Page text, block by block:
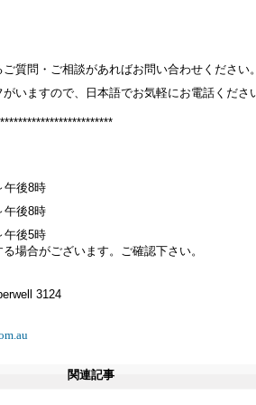
質問・ご相談があればお問い合わせください
いますので、日本語でお気軽にお電話くださ
午後8時
午後8時
午後5時
場合がございます。ご確認下さい。
3124
関連記事